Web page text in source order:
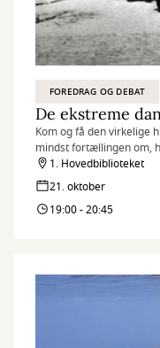
FOREDRAG OG DEBAT
De ekstreme
Kom og få den virkelige
mindst fortællingen om,
Revolutionen i Randers
1. Hovedbiblioteket
21. oktober
19:00 - 20:45